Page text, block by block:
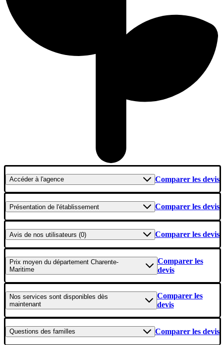
Accéderà l'agence Comparer les devis
Présentation de l'établissement Comparer les devis
Avis de nos utilisateurs (0) Comparer les devis
Prix moyen du département Charente-
Maritime
Comparer les
devis
Nos services sont disponibles dès
maintenant
Comparer les
devis
Questions des familles Comparer les devis